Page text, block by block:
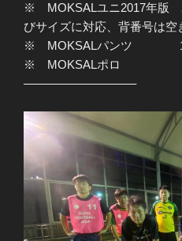
※ MOKSALユニ2017年版
びサイズに対応、背番号は空
※ MOKSALパンツ
※ MOKSALポロ
—————————–